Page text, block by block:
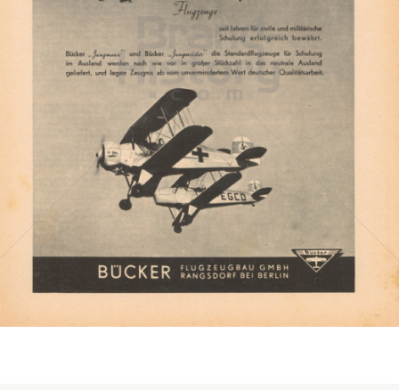
BÜCKER FLUGZEUGBAU
Bücker-Flugzeugbau GmbH, Rangsdorf bei Berlin
Bild-ID: 2259